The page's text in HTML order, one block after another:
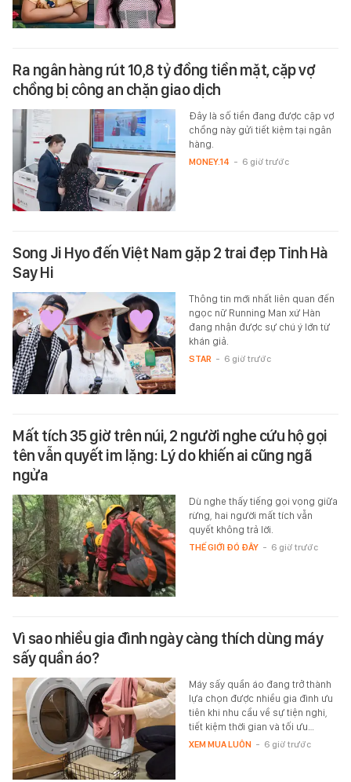
Ra ngân hàng rút 10,8 tỷ đồng tiền mặt, cặp vợ
chồng bị công an chặn giao dịch
Đây là số tiền đang được cặp vợ
chồng này gửi tiết kiệm tại ngân
hàng.
MONEY.14 - 6 giờ trước
Song Ji Hyo đến Việt Nam gặp 2 trai đẹp Tinh Hà
Say Hi
Thông tin mới nhất liên quan đến
ngọc nữ Running Man xứ Hàn
đang nhận được sự chú ý lớn từ
khán giả.
STAR - 6 giờ trước
Mất tích 35 giờ trên núi, 2 người nghe cứu hộ gọi
tên vẫn quyết im lặng: Lý do khiến ai cũng ngã
ngửa
Dù nghe thấy tiếng gọi vọng giữa
rừng, hai người mất tích vẫn
quyết không trả lời.
THẾ GIỚI ĐÓ ĐÂY - 6 giờ trước
Vì sao nhiều gia đình ngày càng thích dùng máy
sấy quần áo?
Máy sấy quần áo đang trở thành
lựa chọn được nhiều gia đình ưu
tiên khi nhu cầu về sự tiện nghi,
tiết kiệm thời gian và tối ưu…
XEM MUA LUÔN - 6 giờ trước